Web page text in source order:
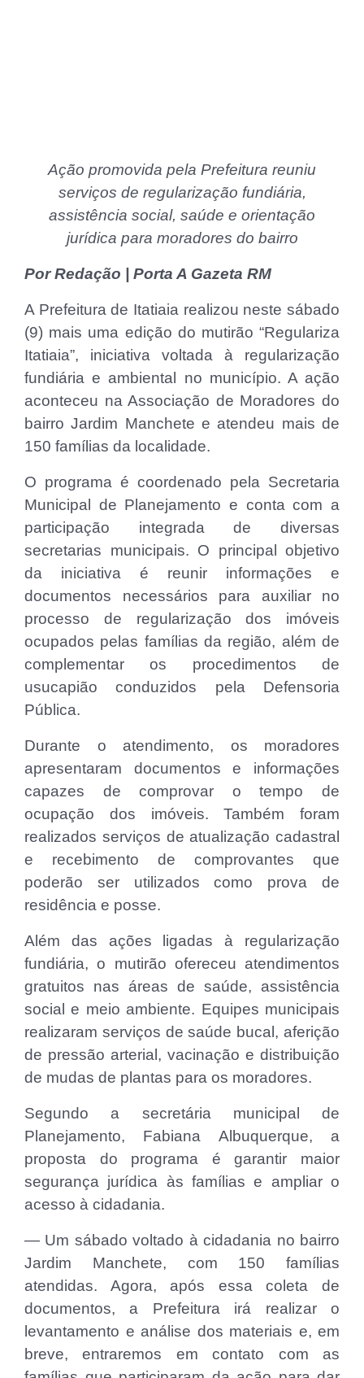
Ação promovida pela Prefeitura reuniu
serviços de regularização fundiária,
assistência social, saúde e orientação
jurídica para moradores do bairro
Por Redação | Porta A Gazeta RM
A Prefeitura de Itatiaia realizou neste sábado
(9) mais uma edição do mutirão “Regulariza
Itatiaia”, iniciativa voltada à regularização
fundiária e ambiental no município. A ação
aconteceu na Associação de Moradores do
bairro Jardim Manchete e atendeu mais de
150 famílias da localidade.
O programa é coordenado pela Secretaria
Municipal de Planejamento e conta com a
participação integrada de diversas
secretarias municipais. O principal objetivo
da iniciativa é reunir informações e
documentos necessários para auxiliar no
processo de regularização dos imóveis
ocupados pelas famílias da região, além de
complementar os procedimentos de
usucapião conduzidos pela Defensoria
Pública.
Durante o atendimento, os moradores
apresentaram documentos e informações
capazes de comprovar o tempo de
ocupação dos imóveis. Também foram
realizados serviços de atualização cadastral
e recebimento de comprovantes que
poderão ser utilizados como prova de
residência e posse.
Além das ações ligadas à regularização
fundiária, o mutirão ofereceu atendimentos
gratuitos nas áreas de saúde, assistência
social e meio ambiente. Equipes municipais
realizaram serviços de saúde bucal, aferição
de pressão arterial, vacinação e distribuição
de mudas de plantas para os moradores.
Segundo a secretária municipal de
Planejamento, Fabiana Albuquerque, a
proposta do programa é garantir maior
segurança jurídica às famílias e ampliar o
acesso à cidadania.
— Um sábado voltado à cidadania no bairro
Jardim Manchete, com 150 famílias
atendidas. Agora, após essa coleta de
documentos, a Prefeitura irá realizar o
levantamento e análise dos materiais e, em
breve, entraremos em contato com as